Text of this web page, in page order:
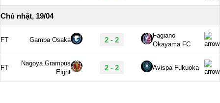
Chủ nhật, 19/04
FT Gamba Osaka 2 - 2
Fagiano
Okayama FC
FT
Nagoya Grampus
Eight
2 - 2 Avispa Fukuoka